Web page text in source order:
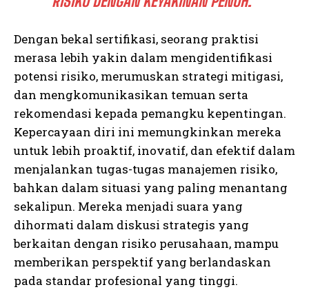
Dengan bekal sertifikasi, seorang praktisi
merasa lebih yakin dalam mengidentifikasi
potensi risiko, merumuskan strategi mitigasi,
dan mengkomunikasikan temuan serta
rekomendasi kepada pemangku kepentingan.
Kepercayaan diri ini memungkinkan mereka
untuk lebih proaktif, inovatif, dan efektif dalam
menjalankan tugas-tugas manajemen risiko,
bahkan dalam situasi yang paling menantang
sekalipun. Mereka menjadi suara yang
dihormati dalam diskusi strategis yang
berkaitan dengan risiko perusahaan, mampu
memberikan perspektif yang berlandaskan
pada standar profesional yang tinggi.